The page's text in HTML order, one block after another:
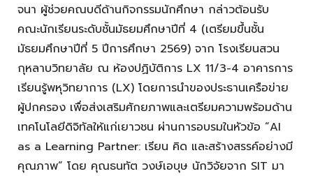
จนา ผู้ช่วยคณบดีด้านกิจกรรมนักศึกษา กล่าวต้อนรับ
คณะนักเรียนระดับชั้นมัธยมศึกษาปีที่ 4 (เตรียมขึ้นชั้น
มัธยมศึกษาปีที่ 5 ปีการศึกษา 2569) จาก โรงเรียนสวน
กุหลาบวิทยาลัย ณ ห้องปฏิบัติการ LX 11/3-4 อาคารการ
เรียนรู้พหุวิทยาการ (LX) โดยการนำของประธานเครือข่าย
ผู้ปกครอง เพื่อส่งเสริมศักยภาพและเตรียมความพร้อมด้าน
เทคโนโลยีดิจิทัลให้แก่เยาวชน ผ่านการอบรมในหัวข้อ “AI
as a Learning Partner: เรียน คิด และสร้างสรรค์อย่างมี
คุณภาพ” โดย คุณธนทัต วงษ์เอบุษ นักวิจัยจาก SIT มา